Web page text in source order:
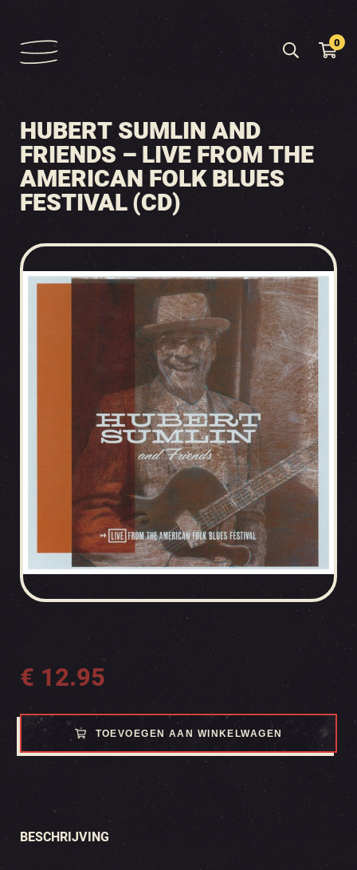
0
HUBERT SUMLIN AND
FRIENDS – LIVE FROM THE
AMERICAN FOLK BLUES
FESTIVAL (CD)
€ 12.95
TOEVOEGEN AAN WINKELWAGEN
BESCHRIJVING